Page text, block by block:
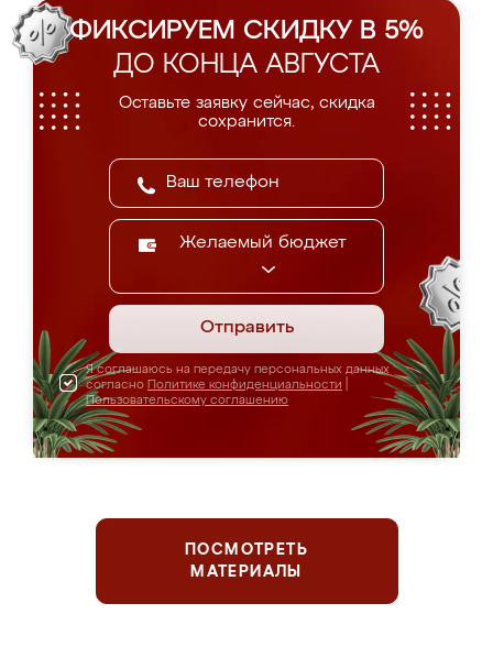
ФИКСИРУЕМ СКИДКУ В 5%
ДО КОНЦА АВГУСТА
Оставьте заявку сейчас, скидка
сохранится.
Желаемый бюджет
Отправить
Я соглашаюсь на передачу персональных данных
согласно Политике конфиденциальности
Пользовательскому соглашению
ПОСМОТРЕТЬ
МАТЕРИАЛЫ